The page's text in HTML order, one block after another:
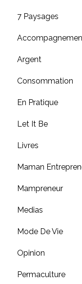
7 Paysages
Argent
Consommation
En Pratique
Let It Be
Livres
Maman
Mampreneur
Medias
Mode De Vie
Opinion
Permaculture